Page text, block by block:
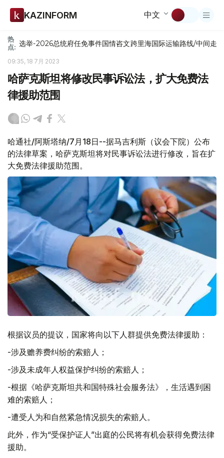
KAZINFORM 中文
热
点: 选举-2026总统府任免事件国情咨文跨里海国际运输路线/中间走廊
09:35, 18 7月 2023
哈萨克斯坦将修改民事诉讼法，扩大免费法
律援助范围
哈通社/阿斯塔纳/7月18日--据马吉利斯（议会下院）公布
的法律草案，哈萨克斯坦将对民事诉讼法进行修改，旨在扩
大免费法律援助范围。
根据议员的提议，国家将向以下人群提供免费法律援助：
-涉及赡养费纠纷的索赔人；
-涉及未成年人权益保护纠纷的索赔人；
-根据《哈萨克斯坦共和国特殊社会服务法》，生活遇到困
难的索赔人；
-遭受人为和自然紧急情况损失的索赔人。
此外，作为“受保护证人”出庭的公民将有机会获得免费法律
援助。